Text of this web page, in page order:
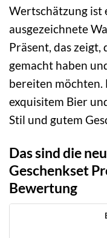
Wertschätzung ist
ausgezeichnete
Präsent, das zeigt,
gemacht haben
bereiten möchten.
exquisitem Bier
Stil und gutem
Das sind die
Geschenkset
Bewertung